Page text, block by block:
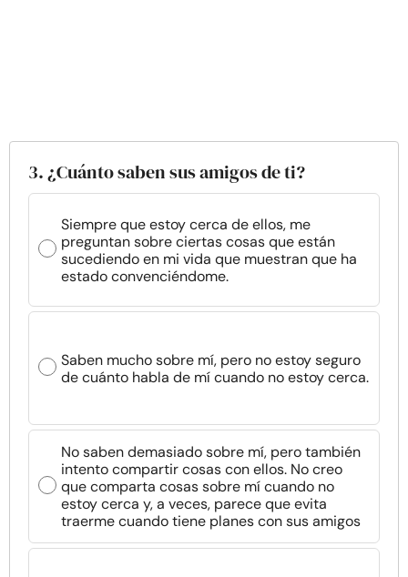
3. ¿Cuánto saben sus amigos de ti?
Siempre que estoy cerca de ellos, me
preguntan sobre ciertas cosas que están
sucediendo en mi vida que muestran que ha
estado convenciéndome.
Saben mucho sobre mí, pero no estoy seguro
de cuánto habla de mí cuando no estoy cerca.
No saben demasiado sobre mí, pero también
intento compartir cosas con ellos. No creo
que comparta cosas sobre mí cuando no
estoy cerca y, a veces, parece que evita
traerme cuando tiene planes con sus amigos